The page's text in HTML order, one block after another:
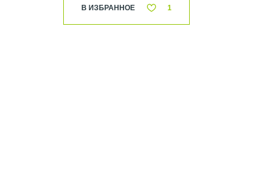
В ИЗБРАННОЕ 1